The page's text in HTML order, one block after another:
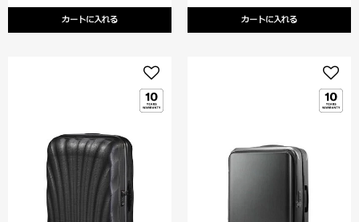
カートに入れる カートに入れる